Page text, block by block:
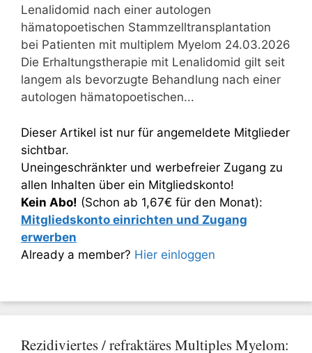
Lenalidomid nach einer autologen
hämatopoetischen Stammzelltransplantation
bei Patienten mit multiplem Myelom 24.03.2026
Die Erhaltungstherapie mit Lenalidomid gilt seit
langem als bevorzugte Behandlung nach einer
autologen hämatopoetischen...
Dieser Artikel ist nur für angemeldete Mitglieder
sichtbar.
Uneingeschränkter und werbefreier Zugang zu
allen Inhalten über ein Mitgliedskonto!
Kein Abo! (Schon ab 1,67€ für den Monat):
Mitgliedskonto einrichten und Zugang
erwerben
Already a member? Hier einloggen
Rezidiviertes / refraktäres Multiples Myelom: